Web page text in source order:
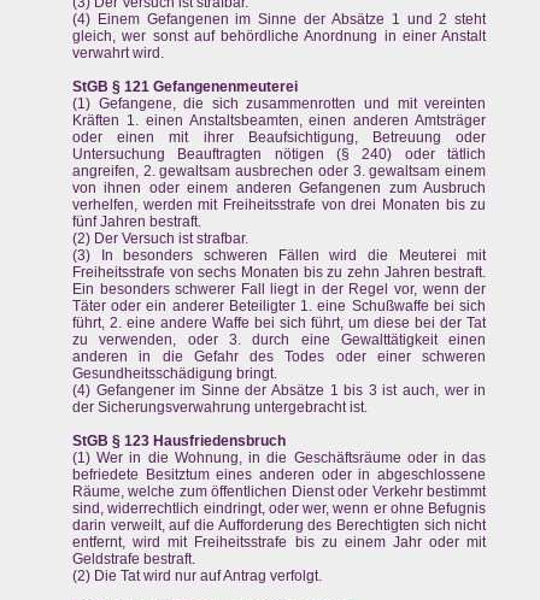
(4) Einem Gefangenen im Sinne der Absätze 1 und 2 steht
gleich, wer sonst auf behördliche Anordnung in einer Anstalt
verwahrt wird.
StGB § 121 Gefangenenmeuterei
(1) Gefangene, die sich zusammenrotten und mit vereinten
Kräften 1. einen Anstaltsbeamten, einen anderen Amtsträger
oder einen mit ihrer Beaufsichtigung, Betreuung oder
Untersuchung Beauftragten nötigen (§ 240) oder tätlich
angreifen, 2. gewaltsam ausbrechen oder 3. gewaltsam einem
von ihnen oder einem anderen Gefangenen zum Ausbruch
verhelfen, werden mit Freiheitsstrafe von drei Monaten bis zu
fünf Jahren bestraft.
(2) Der Versuch ist strafbar.
(3) In besonders schweren Fällen wird die Meuterei mit
Freiheitsstrafe von sechs Monaten bis zu zehn Jahren bestraft.
Ein besonders schwerer Fall liegt in der Regel vor, wenn der
Täter oder ein anderer Beteiligter 1. eine Schußwaffe bei sich
führt, 2. eine andere Waffe bei sich führt, um diese bei der Tat
zu verwenden, oder 3. durch eine Gewalttätigkeit einen
anderen in die Gefahr des Todes oder einer schweren
Gesundheitsschädigung bringt.
(4) Gefangener im Sinne der Absätze 1 bis 3 ist auch, wer in
der Sicherungsverwahrung untergebracht ist.
StGB § 123 Hausfriedensbruch
(1) Wer in die Wohnung, in die Geschäftsräume oder in das
befriedete Besitztum eines anderen oder in abgeschlossene
Räume, welche zum öffentlichen Dienst oder Verkehr bestimmt
sind, widerrechtlich eindringt, oder wer, wenn er ohne Befugnis
darin verweilt, auf die Aufforderung des Berechtigten sich nicht
entfernt, wird mit Freiheitsstrafe bis zu einem Jahr oder mit
Geldstrafe bestraft.
(2) Die Tat wird nur auf Antrag verfolgt.